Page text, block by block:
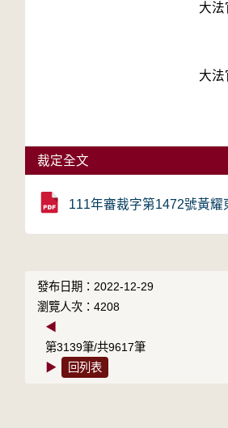
大法
大法
裁定全文
111年審裁字第1472號黃耀
發布日期：2022-12-29
瀏覽人次：4208
◀
第3139筆/共9617筆
▶
回列表